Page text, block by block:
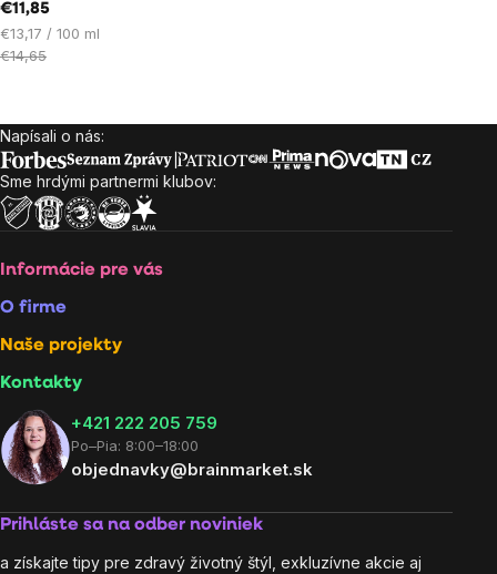
€11,85
Jednotková
cena:
€13,17 / 100 ml
€14,65
Zápätie
Napísali o nás:
Sme hrdými partnermi klubov:
Informácie pre vás
O firme
Naše projekty
Kontakty
+421 222 205 759
Po–Pia: 8:00–18:00
objednavky@brainmarket.sk
Prihláste sa na odber noviniek
a získajte tipy pre zdravý životný štýl, exkluzívne akcie aj